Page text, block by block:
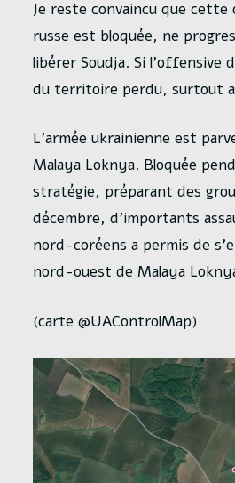
Je reste convaincu que
russe est bloquée, ne
libérer Soudja. Si
du territoire perdu, surtout
L’armée ukrainienne est
Malaya Loknya. Bloquée
stratégie, préparant des
décembre, d’importants
nord-coréens a permis de
nord-ouest de Malaya
(carte @UAControlMap)